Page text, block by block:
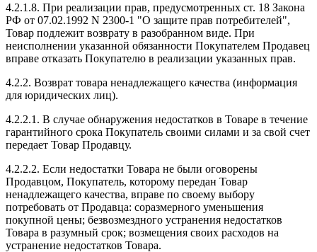
4.2.1.8. При реализации прав, предусмотренных ст. 18 Закона
РФ от 07.02.1992 N 2300-1 "О защите прав потребителей",
Товар подлежит возврату в разобранном виде. При
неисполнении указанной обязанности Покупателем Продавец
вправе отказать Покупателю в реализации указанных прав.
4.2.2. Возврат товара ненадлежащего качества (информация
для юридических лиц).
4.2.2.1. В случае обнаружения недостатков в Товаре в течение
гарантийного срока Покупатель своими силами и за свой счет
передает Товар Продавцу.
4.2.2.2. Если недостатки Товара не были оговорены
Продавцом, Покупатель, которому передан Товар
ненадлежащего качества, вправе по своему выбору
потребовать от Продавца: соразмерного уменьшения
покупной цены; безвозмездного устранения недостатков
Товара в разумный срок; возмещения своих расходов на
устранение недостатков Товара.